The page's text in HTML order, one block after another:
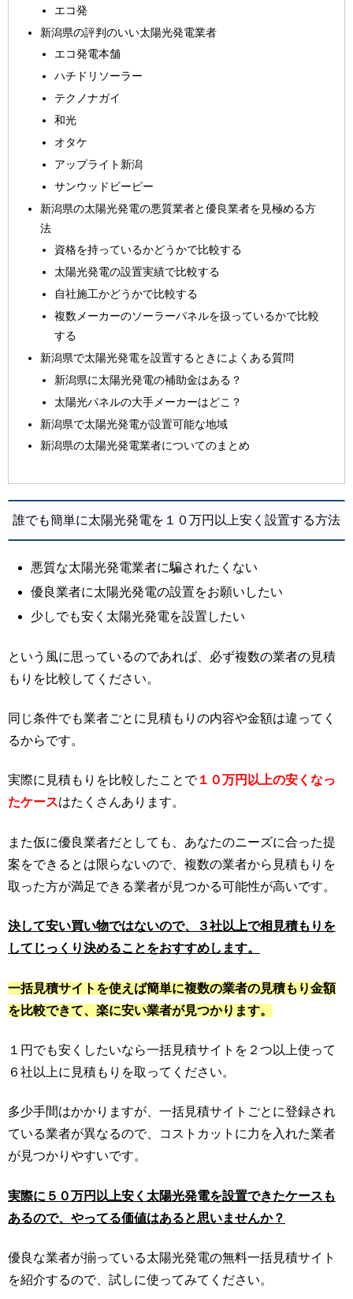
エコ発
新潟県の評判のいい太陽光発電業者
エコ発電本舗
ハチドリソーラー
テクノナガイ
和光
オタケ
アップライト新潟
サンウッドビーピー
新潟県の太陽光発電の悪質業者と優良業者を見極める方
法
資格を持っているかどうかで比較する
太陽光発電の設置実績で比較する
自社施工かどうかで比較する
複数メーカーのソーラーパネルを扱っているかで比較
する
新潟県で太陽光発電を設置するときによくある質問
新潟県に太陽光発電の補助金はある？
太陽光パネルの大手メーカーはどこ？
新潟県で太陽光発電が設置可能な地域
新潟県の太陽光発電業者についてのまとめ
誰でも簡単に太陽光発電を１０万円以上安く設置する方法
悪質な太陽光発電業者に騙されたくない
優良業者に太陽光発電の設置をお願いしたい
少しでも安く太陽光発電を設置したい
という風に思っているのであれば、必ず複数の業者の見積
もりを比較してください。
同じ条件でも業者ごとに見積もりの内容や金額は違ってく
るからです。
実際に見積もりを比較したことで１０万円以上の安くなっ
たケースはたくさんあります。
また仮に優良業者だとしても、あなたのニーズに合った提
案をできるとは限らないので、複数の業者から見積もりを
取った方が満足できる業者が見つかる可能性が高いです。
決して安い買い物ではないので、３社以上で相見積もりを
してじっくり決めることをおすすめします。
一括見積サイトを使えば簡単に複数の業者の見積もり金額
を比較できて、楽に安い業者が見つかります。
１円でも安くしたいなら一括見積サイトを２つ以上使って
６社以上に見積もりを取ってください。
多少手間はかかりますが、一括見積サイトごとに登録され
ている業者が異なるので、コストカットに力を入れた業者
が見つかりやすいです。
実際に５０万円以上安く太陽光発電を設置できたケースも
あるので、やってる価値はあると思いませんか？
優良な業者が揃っている太陽光発電の無料一括見積サイト
を紹介するので、試しに使ってみてください。